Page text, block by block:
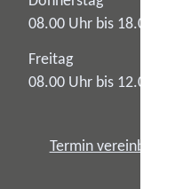
08.00 Uhr bis 18.00 Uhr
Freitag
08.00 Uhr bis 12.00 Uhr
Termin vereinbaren